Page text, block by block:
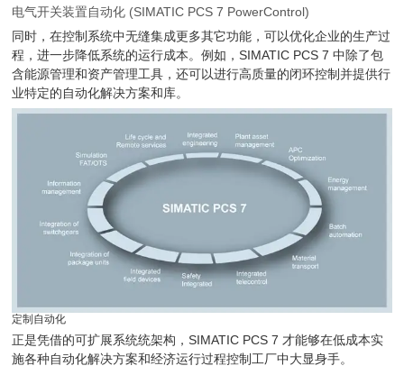
电气开关装置自动化 (SIMATIC PCS 7 PowerControl)
同时，在控制系统中无缝集成更多其它功能，可以优化企业的生产过
程，进一步降低系统的运行成本。例如，SIMATIC PCS 7 中除了包
含能源管理和资产管理工具，还可以进行高质量的闭环控制并提供行
业特定的自动化解决方案和库。
定制自动化
正是凭借的可扩展系统统架构，SIMATIC PCS 7 才能够在低成本实
施各种自动化解决方案和经济运行过程控制工厂中大显身手。